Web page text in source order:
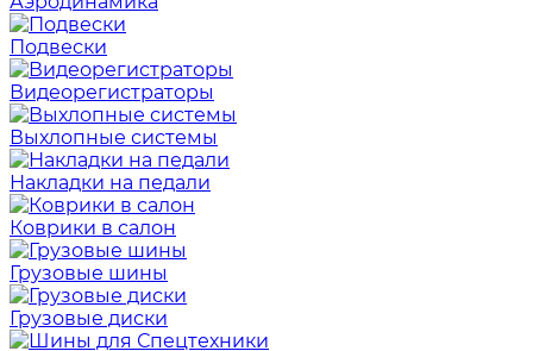
Подвески
Видеорегистраторы
Выхлопные системы
Накладки на педали
Коврики в салон
Грузовые шины
Грузовые диски